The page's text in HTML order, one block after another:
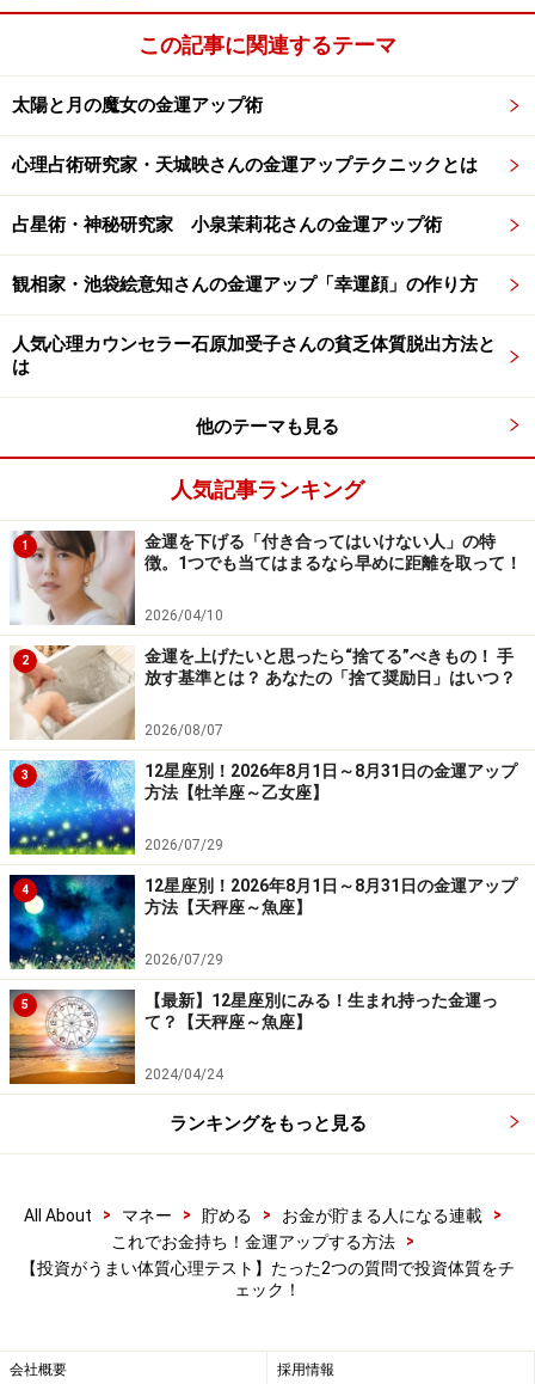
分析×運がいいタイプ……Cタイプ
分析×運が悪いタイプ……Dタイプ
カンと度胸で世渡りをしているあなたの引き寄せパワー
は、最高レベルです。タイミングよく、投資で儲けるこ
とができるでしょう。ただ、何かをずっと続けていくの
は、それほど得意ではないはず。投資の儲けは臨時収入
と考えるのがオススメです。ピンときたプロに託するの
は悪くないやり方。代わりに稼いでもらいましょう。
Bタイプ：大穴狙いタイプ
運はよくないのに、あまり悩まないあなたは、リカバリ
ー能力が高い人です。ダメもと主義で体当たり、うまく
いったら儲けもの的な発想で、人生を送っていそう。投
資には向きませんが、ギャンブル性が高いものはお好き
なはず。人の裏を張りやすいため、当たると大きいので
す。趣味や遊びの範囲にとどめるのがオススメです。
この記事に関連するテーマ
太陽と月の魔女の金運アップ術
心理占術研究家・天城映さんの金運アップテクニックとは
占星術・神秘研究家 小泉茉莉花さんの金運アップ術
観相家・池袋絵意知さんの金運アップ「幸運顔」の作り方
人気心理カウンセラー石原加受子さんの貧乏体質脱出方法と
は
他のテーマも見る
人気記事ランキング
1
金運を下げる「付き合ってはいけない人」の特
徴。1つでも当てはまるなら早めに距離を取って！
2026/04/10
2
金運を上げたいと思ったら“捨てる”べきもの！ 手
放す基準とは？ あなたの「捨て奨励日」はいつ？
2026/08/07
3
12星座別！2026年8月1日～8月31日の金運アップ
方法【牡羊座～乙女座】
2026/07/29
4
12星座別！2026年8月1日～8月31日の金運アップ
方法【天秤座～魚座】
2026/07/29
5
【最新】12星座別にみる！生まれ持った金運っ
て？【天秤座～魚座】
2024/04/24
ランキングをもっと見る
All About > マネー > 貯める > お金が貯まる人になる連載
>
これでお金持ち！金運アップする方法
>
【投資がうまい体質心理テスト】たった2つの質問で投資体質をチ
ェック！
会社概要 採用情報